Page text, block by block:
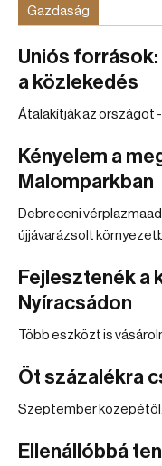
Gazdaság
Uniós
a közlekedés
Átalakítják az országot
Kényelem a
Malomparkban
Debreceni
újjávarázsolt
Fejlesztenék a
Nyíracsádon
Több eszközt is
Öt százalékra
Szeptember közepétől.
Ellenállóbbá